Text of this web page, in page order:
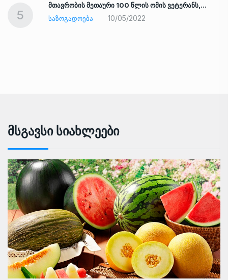
5
მთავრობის მეთაური 100 წლის ომის ვეტერანს,…
ᲡᲐᲖᲝᲒᲐᲓᲝᲔᲑᲐ
10/05/2022
Მსგავსი Სიახლეები